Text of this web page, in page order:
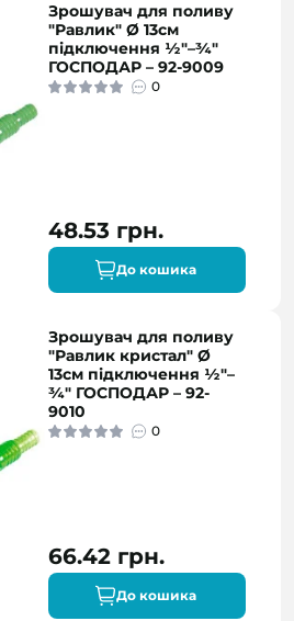
Зрошувач для поливу
"Равлик" Ø 13см
підключення ½"–¾"
ГОСПОДАР – 92-9009
0
48.53 грн.
До кошика
Зрошувач для поливу
"Равлик кристал" Ø
13см підключення ½"–
¾" ГОСПОДАР – 92-
9010
0
66.42 грн.
До кошика